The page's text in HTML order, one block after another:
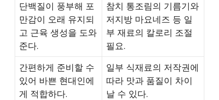
단백질이 풍부해 포
만감이 오래 유지되
고 근육 생성을 도와
준다.
참치 통조림의 기름기와
저지방 마요네즈 등 일
부 재료의 칼로리 조절
필요.
간편하게 준비할 수
있어 바쁜 현대인에
게 적합하다.
일부 식재료의 저작권에
따라 맛과 품질이 차이
날 수 있다.